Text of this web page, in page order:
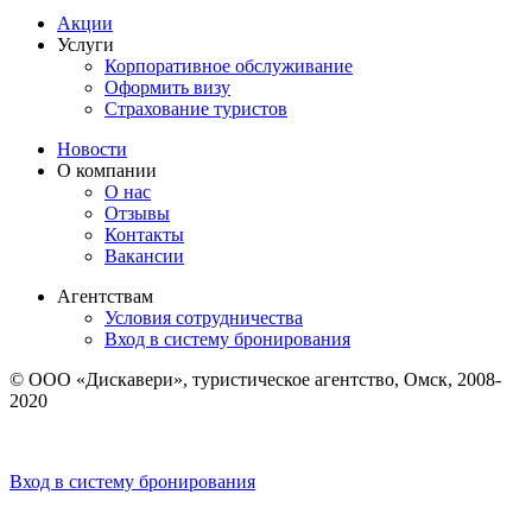
Акции
Услуги
Корпоративное обслуживание
Оформить визу
Страхование туристов
Новости
О компании
О нас
Отзывы
Контакты
Вакансии
Агентствам
Условия сотрудничества
Вход в систему бронирования
© ООО «Дискавери», туристическое агентство, Омск, 2008-
2020
Вход в систему бронирования